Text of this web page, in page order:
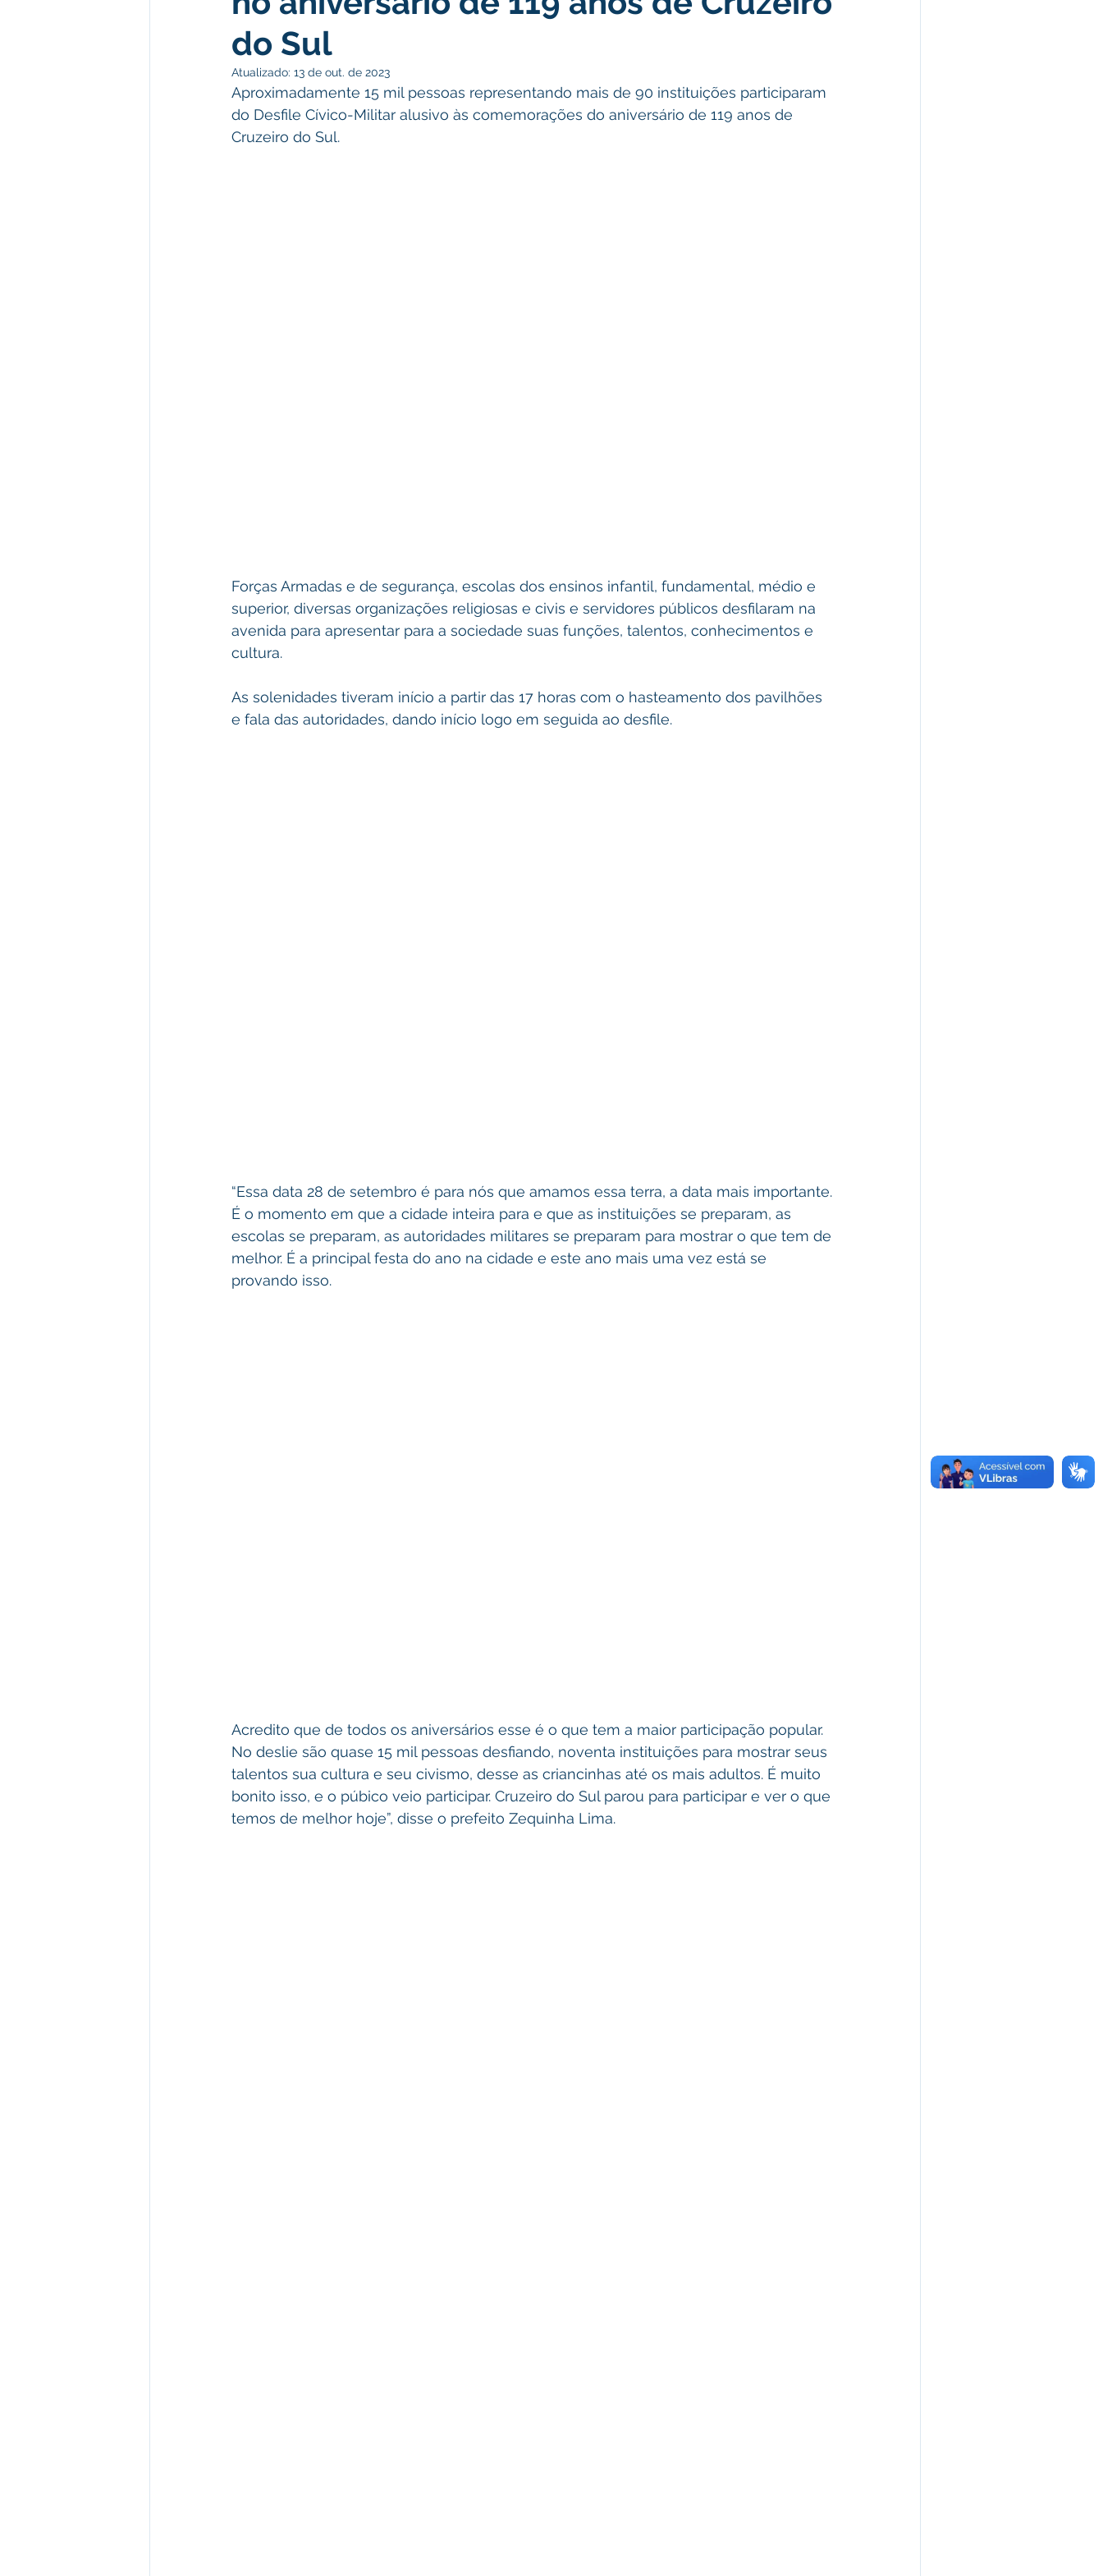
Finanças e Tributos
do Sul
Atualizado: 13 de out. de 2023
Aproximadamente 15 mil pessoas representando mais de 90 instituições participaram
do Desfile Cívico-Militar alusivo às comemorações do aniversário de 119 anos de
Cruzeiro do Sul.
Forças Armadas e de segurança, escolas dos ensinos infantil, fundamental, médio e
superior, diversas organizações religiosas e civis e servidores públicos desfilaram na
avenida para apresentar para a sociedade suas funções, talentos, conhecimentos e
cultura.
As solenidades tiveram início a partir das 17 horas com o hasteamento dos pavilhões
e fala das autoridades, dando início logo em seguida ao desfile.
“Essa data 28 de setembro é para nós que amamos essa terra, a data mais importante.
É o momento em que a cidade inteira para e que as instituições se preparam, as
escolas se preparam, as autoridades militares se preparam para mostrar o que tem de
melhor. É a principal festa do ano na cidade e este ano mais uma vez está se
provando isso.
Acredito que de todos os aniversários esse é o que tem a maior participação popular.
No deslie são quase 15 mil pessoas desfiando, noventa instituições para mostrar seus
talentos sua cultura e seu civismo, desse as criancinhas até os mais adultos. É muito
bonito isso, e o púbico veio participar. Cruzeiro do Sul parou para participar e ver o que
temos de melhor hoje”, disse o prefeito Zequinha Lima.